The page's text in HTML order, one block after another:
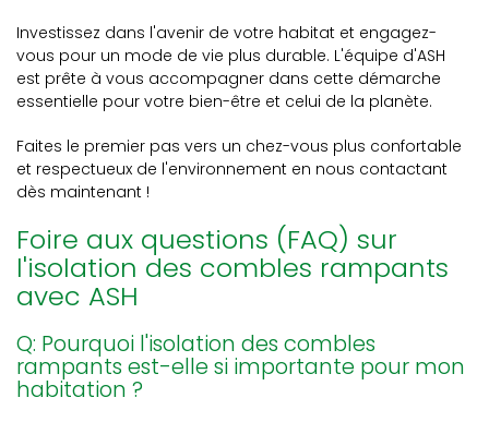
Investissez dans l'avenir de votre habitat et engagez-
vous pour un mode de vie plus durable. L'équipe d'ASH
est prête à vous accompagner dans cette démarche
essentielle pour votre bien-être et celui de la planète.
Faites le premier pas vers un chez-vous plus confortable
et respectueux de l'environnement en nous contactant
dès maintenant !
Foire aux questions (FAQ) sur
l'isolation des combles rampants
avec ASH
Q: Pourquoi l'isolation des combles
rampants est-elle si importante pour mon
habitation ?